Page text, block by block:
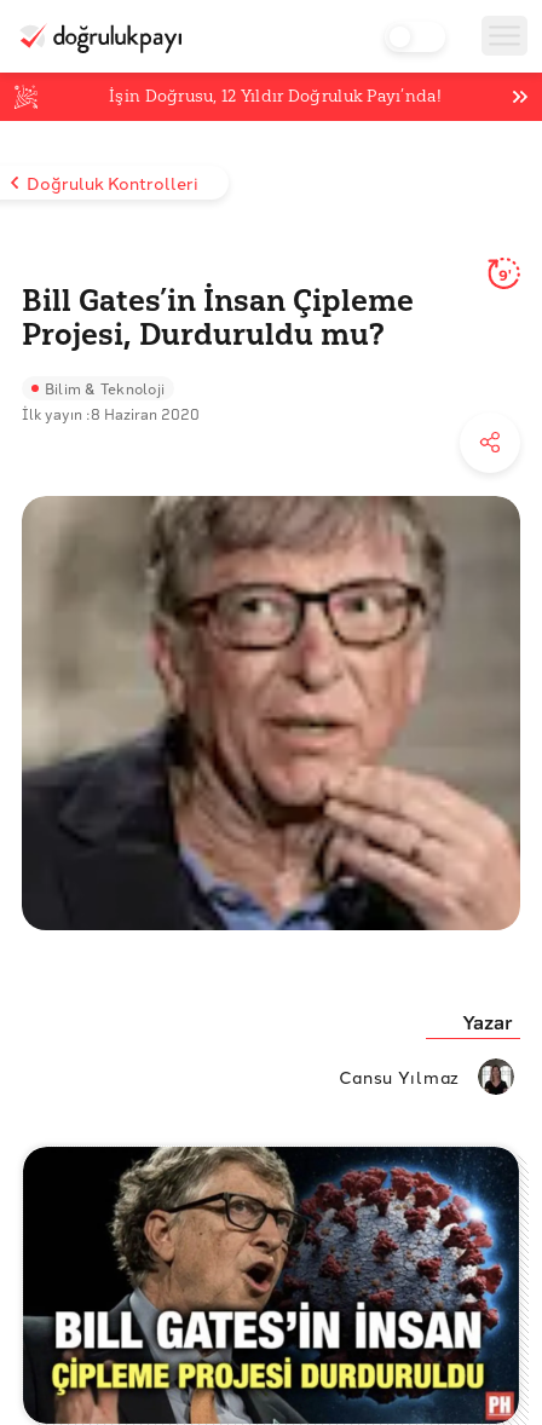
İşin Doğrusu,12 Yıldır Doğruluk Payı’nda!
Doğruluk Kontrolleri
Bill Gates’in İnsan Çipleme
Projesi, Durduruldu mu?
9'
Bilim & Teknoloji
İlk yayın :8 Haziran 2020
Yazar
Cansu Yılmaz